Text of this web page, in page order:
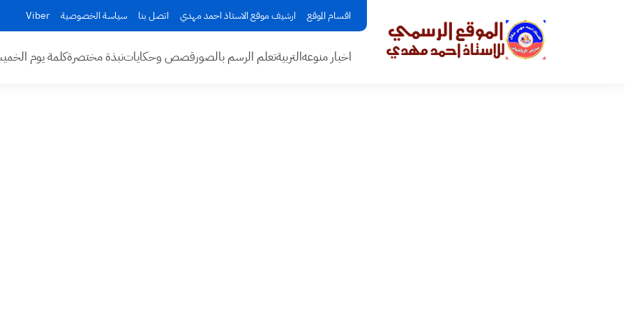
اقسام الموقع ارشيف موقع الاستاذ احمد مهدي اتصل بنا سياسة الخصوصية Viber
اخبار منوعهالتربيةتعلم الرسم بالصورقصص وحكاياتنبذة مختصرةكلمة يوم